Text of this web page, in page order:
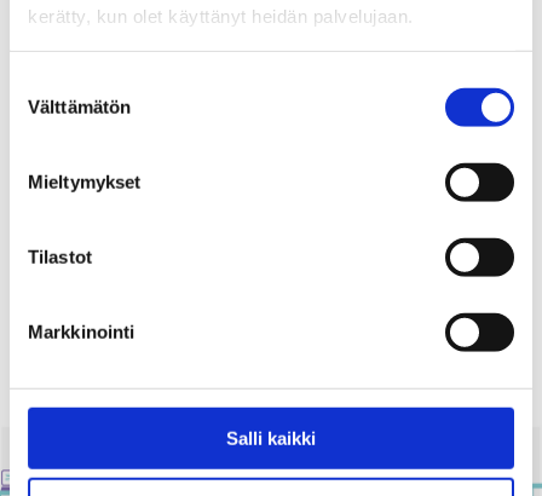
kerätty, kun olet käyttänyt heidän palvelujaan.
valinta
Välttämätön
Mieltymykset
Tilastot
Markkinointi
Salli kaikki
Blogit
opiskelijoiden hyvinvointia tukemassa